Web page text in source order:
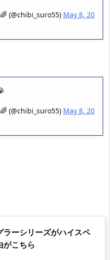
(@chibi_suro55) May 8, 20
(@chibi_suro55) May 8, 20
ラーシリーズがハイスペ
がこちら